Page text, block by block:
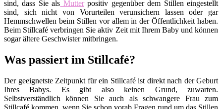
sind, dass Sie als Mutterpositiv gegenüber dem Stillen eingestellt
sind, sich nicht von Vorurteilen verunsichern lassen oder gar
Hemmschwellen beim Stillen vor allem in der Öffentlichkeit haben.
Beim Stillcafé verbringen Sie aktiv Zeit mit Ihrem Baby und können
sogar ältere Geschwister mitbringen.
Was passiert im Stillcafé?
Der geeignetste Zeitpunkt für ein Stillcafé ist direkt nach der Geburt
Ihres Babys. Es gibt also keinen Grund, zuwarten.
Selbstverständlich können Sie auch als schwangere Frau zum